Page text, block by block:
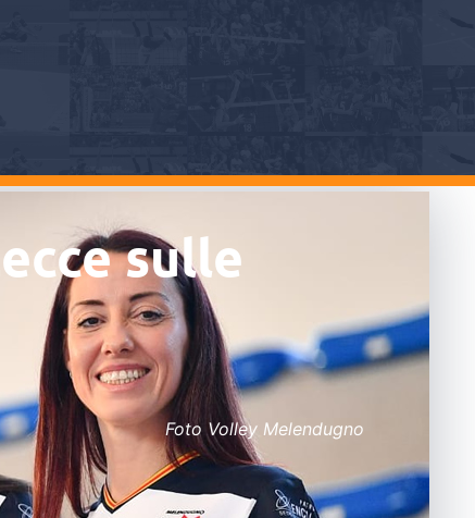
sulle
Foto Volley Melendugno